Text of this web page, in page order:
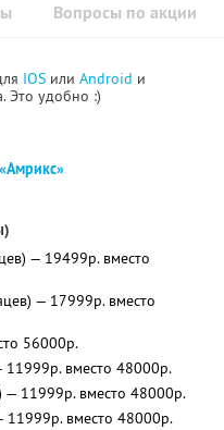
Вопросы по акции
IOS или Android и
Это удобно :)
«Амрикс»
— 19499р. вместо
— 17999р. вместо
56000р.
11999р. вместо 48000р.
— 11999р. вместо 48000р.
11999р. вместо 48000р.